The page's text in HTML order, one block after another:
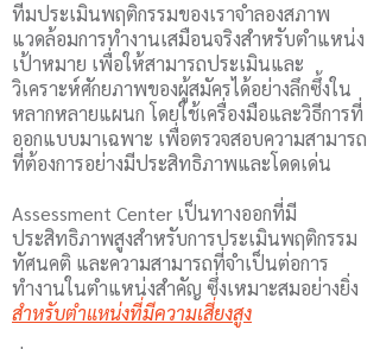
ทีมประเมินพฤติกรรมของเราจำลองสภาพ
แวดล้อมการทำงานเสมือนจริงสำหรับตำแหน่ง
เป้าหมาย เพื่อให้สามารถประเมินและ
วิเคราะห์ศักยภาพของผู้สมัครได้อย่างลึกซึ้งใน
หลากหลายแผนก โดยใช้เครื่องมือและวิธีการที่
ออกแบบมาเฉพาะ เพื่อตรวจสอบความสามารถ
ที่ต้องการอย่างมีประสิทธิภาพและโดดเด่น
Assessment Center เป็นทางออกที่มี
ประสิทธิภาพสูงสำหรับการประเมินพฤติกรรม
ทัศนคติ และความสามารถที่จำเป็นต่อการ
ทำงานในตำแหน่งสำคัญ ซึ่งเหมาะสมอย่างยิ่ง
สำหรับตำแหน่งที่มีความเสี่ยงสูง